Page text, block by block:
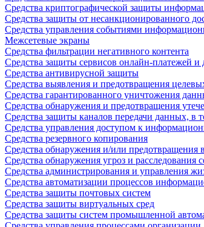
Средства криптографической защиты
Средства защиты от несанкционированного
Средства управления событиями
Межсетевые экраны
Средства фильтрации негативного контента
Средства защиты сервисов онлайн-платежей
Средства антивирусной защиты
Средства выявления и предотвращения
Средства гарантированного уничтожения
Средства обнаружения и предотвращения
Средства защиты каналов передачи данных, в
Средства управления доступом к
Средства резервного копирования
Средства обнаружения и/или предотвращения
Средства обнаружения угроз и расследования
Средства администрирования и управления
Средства автоматизации процессов
Средства защиты почтовых систем
Средства защиты виртуальных сред
Средства защиты систем промышленной